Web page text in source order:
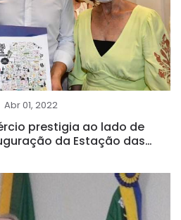
Abr 01, 2022
prestigia ao lado de
da Estação das